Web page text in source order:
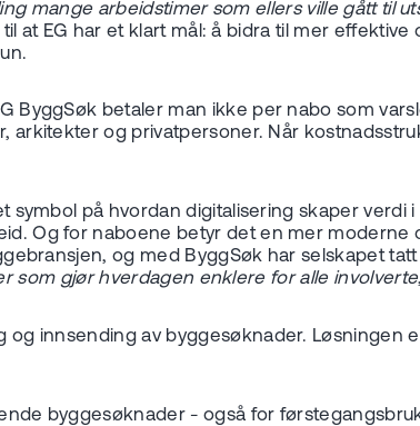
mange arbeidstimer som ellers ville gått til
at EG har et klart mål: å bidra til mer
ByggSøk betaler man ikke per nabo som
og privatpersoner. Når
på hvordan digitalisering skaper
Og for naboene betyr det en mer moderne
og med ByggSøk har selskapet
som gjør hverdagen enklere for alle involverte
og innsending av byggesøknader.
byggesøknader - også for